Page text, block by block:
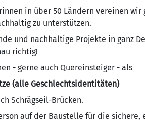
in über 50 Ländern vereinen
zu unterstützen.
und nachhaltige Projekte in ganz
richtig!
- gerne auch Quereinsteiger - als
(alle Geschlechtsidentitäten)
Schrägseil-Brücken.
auf der Baustelle für die